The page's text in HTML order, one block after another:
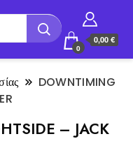
0
0,00 €
DOWNTIMING
– JACK